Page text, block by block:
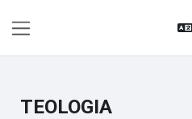
TEOLOGIA